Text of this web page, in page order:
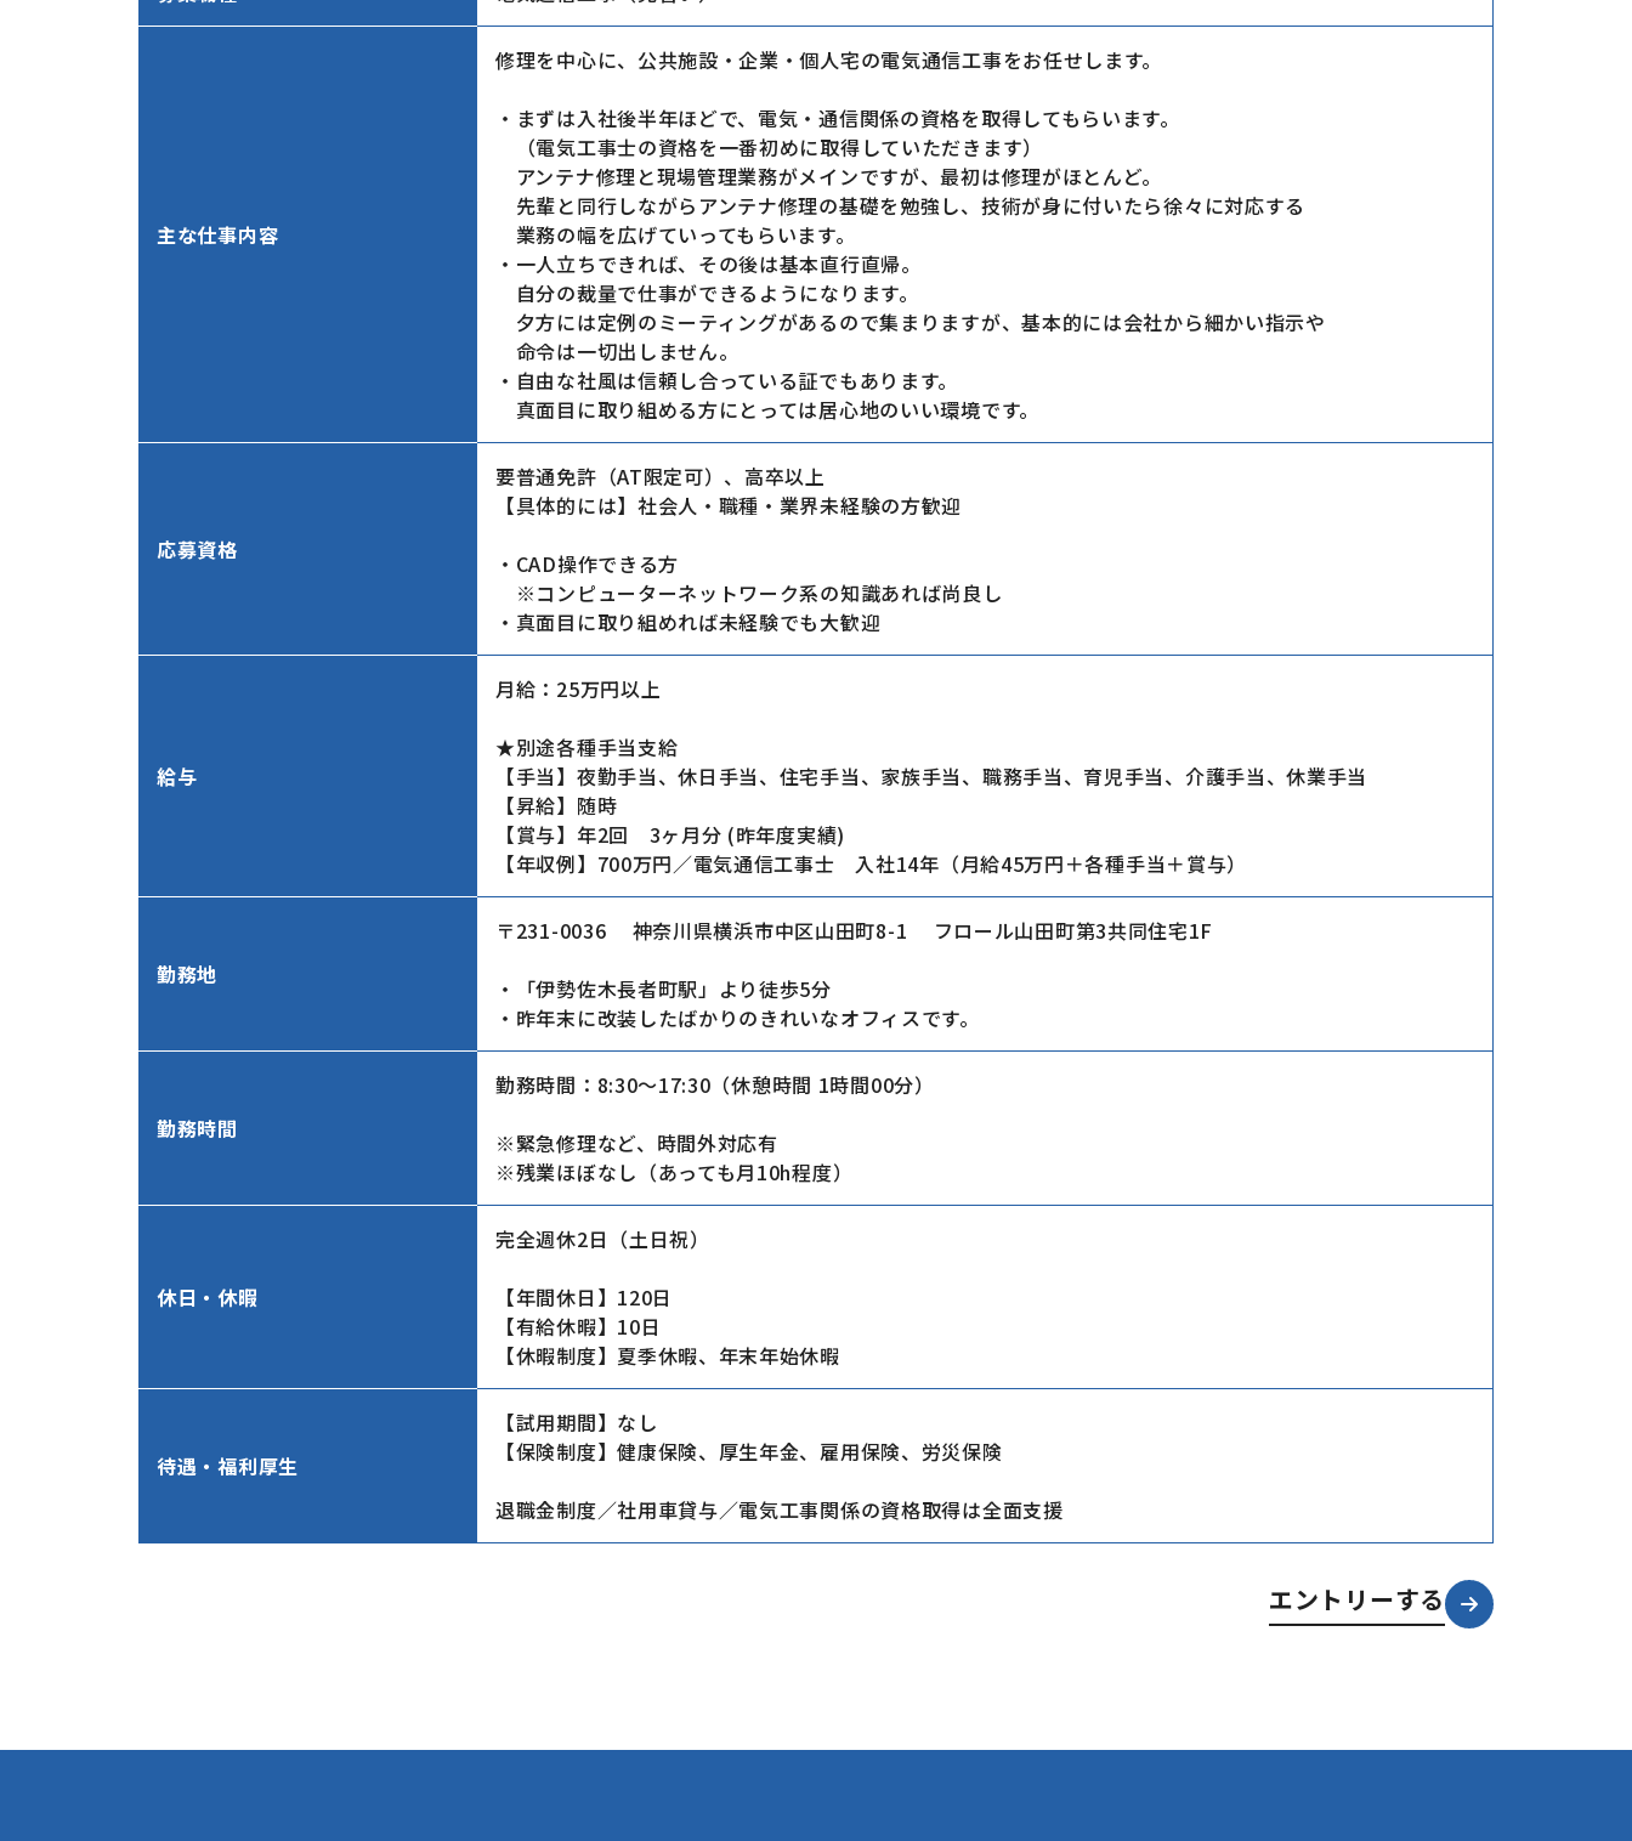
主な仕事内容
修理を中心に、公共施設・企業・個人宅の電気通信工事をお任せします。
・まずは入社後半年ほどで、電気・通信関係の資格を取得してもらいます。
（電気工事士の資格を一番初めに取得していただきます）
アンテナ修理と現場管理業務がメインですが、最初は修理がほとんど。
先輩と同行しながらアンテナ修理の基礎を勉強し、技術が身に付いたら徐々に対応する
業務の幅を広げていってもらいます。
・一人立ちできれば、その後は基本直行直帰。
自分の裁量で仕事ができるようになります。
夕方には定例のミーティングがあるので集まりますが、基本的には会社から細かい指示や
命令は一切出しません。
・自由な社風は信頼し合っている証でもあります。
真面目に取り組める方にとっては居心地のいい環境です。
応募資格
要普通免許（AT限定可）、高卒以上
【具体的には】社会人・職種・業界未経験の方歓迎
・CAD操作できる方
※コンピューターネットワーク系の知識あれば尚良し
・真面目に取り組めれば未経験でも大歓迎
給与
月給：25万円以上
★別途各種手当支給
【手当】夜勤手当、休日手当、住宅手当、家族手当、職務手当、育児手当、介護手当、休業手当
【昇給】随時
【賞与】年2回 3ヶ月分 (昨年度実績)
【年収例】700万円／電気通信工事士 入社14年（月給45万円＋各種手当＋賞与）
勤務地
〒231-0036 神奈川県横浜市中区山田町8-1 フロール山田町第3共同住宅1F
・「伊勢佐木長者町駅」より徒歩5分
・昨年末に改装したばかりのきれいなオフィスです。
勤務時間
勤務時間：8:30～17:30（休憩時間 1時間00分）
※緊急修理など、時間外対応有
※残業ほぼなし（あっても月10h程度）
休日・休暇
完全週休2日（土日祝）
【年間休日】120日
【有給休暇】10日
【休暇制度】夏季休暇、年末年始休暇
待遇・福利厚生
【試用期間】なし
【保険制度】健康保険、厚生年金、雇用保険、労災保険
退職金制度／社用車貸与／電気工事関係の資格取得は全面支援
エントリーする